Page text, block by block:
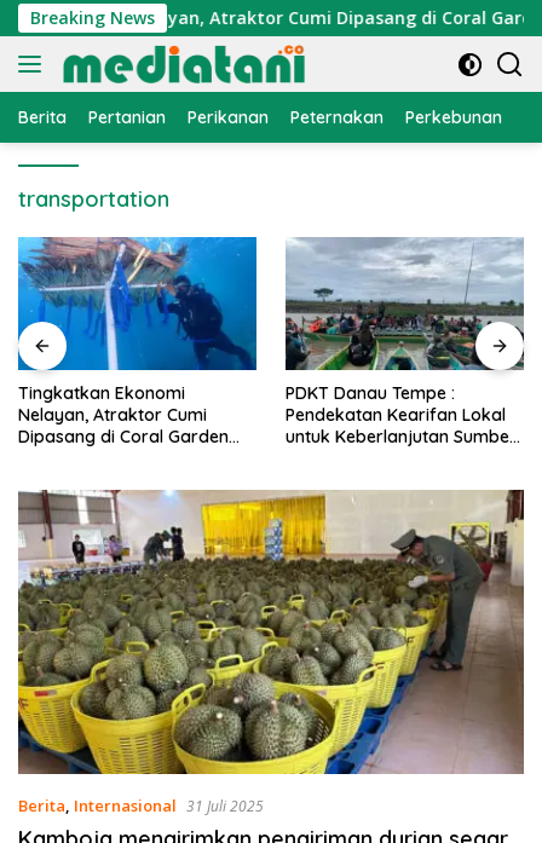
Langsung
ke
konten
Breaking News
Ekonomi Nelayan, Atraktor Cumi Dipasang di Coral Garden
Berita Pertanian Perikanan Peternakan Perkebunan
transportation
Tingkatkan Ekonomi
Nelayan, Atraktor Cumi
Dipasang di Coral Garden
PDKT Danau Tempe :
Pendekatan Kearifan Lokal
untuk Keberlanjutan Sumber
Berita, Internasional 31 Juli 2025